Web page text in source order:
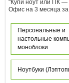
"Купи ноут или ПК —
Офис на 3 месяца за
Персональные и
настольные
моноблоки
Ноутбуки